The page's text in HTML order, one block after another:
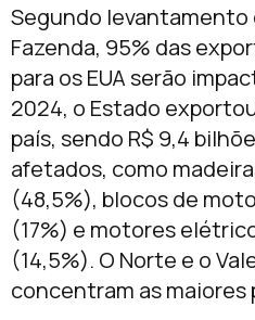
Segundo levantamento
Fazenda, 95% das
para os EUA serão
2024, o Estado
país, sendo R$ 9,4
afetados, como
(48,5%), blocos de
(17%) e motores
(14,5%). O Norte e o
concentram as maiores